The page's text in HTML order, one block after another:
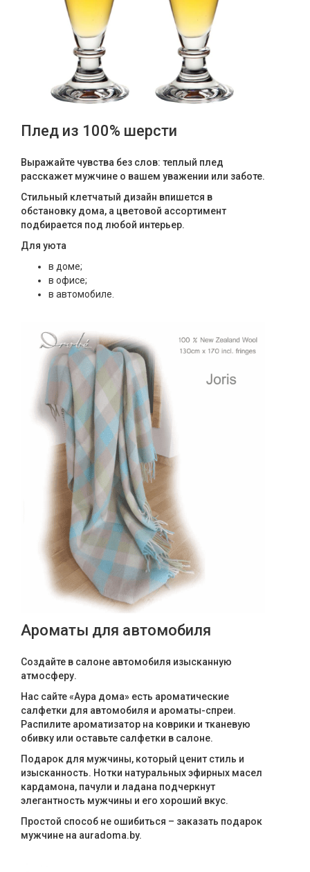
Плед из 100% шерсти
Выражайте чувства без слов: теплый плед
расскажет мужчине о вашем уважении или заботе.
Стильный клетчатый дизайн впишется в
обстановку дома, а цветовой ассортимент
подбирается под любой интерьер.
Для уюта
в доме;
в офисе;
в автомобиле.
Ароматы для автомобиля
Создайте в салоне автомобиля изысканную
атмосферу.
Нас сайте «Аура дома» есть ароматические
салфетки для автомобиля и ароматы-спреи.
Распилите ароматизатор на коврики и тканевую
обивку или оставьте салфетки в салоне.
Подарок для мужчины, который ценит стиль и
изысканность. Нотки натуральных эфирных масел
кардамона, пачули и ладана подчеркнут
элегантность мужчины и его хороший вкус.
Простой способ не ошибиться – заказать подарок
мужчине на auradoma.by.